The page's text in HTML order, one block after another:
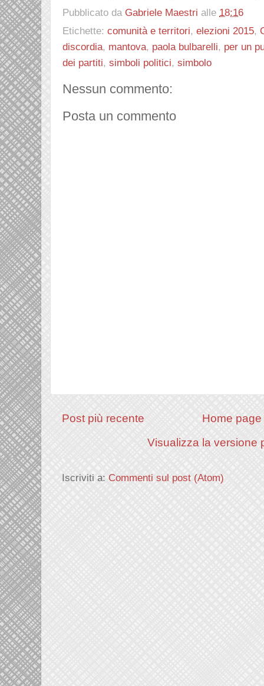
Pubblicato da Gabriele Maestri alle 18:16
Etichette: comunità e territori, elezioni 2015,
discordia, mantova, paola bulbarelli, per un
dei partiti, simboli politici, simbolo
Nessun commento:
Posta un commento
Post più recente
Home page
Visualizza la versione
Iscriviti a: Commenti sul post (Atom)